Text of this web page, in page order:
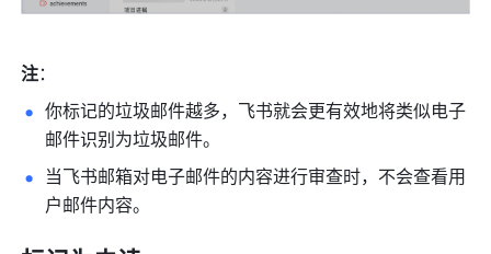
注：
你标记的垃圾邮件越多，飞书就会更有效地将类似电子
邮件识别为垃圾邮件。
当飞书邮箱对电子邮件的内容进行审查时，不会查看用
户邮件内容。